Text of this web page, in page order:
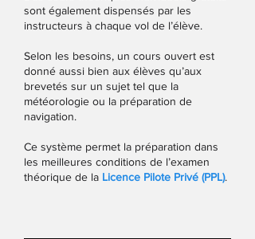
sont également dispensés par les
instructeurs à chaque vol de l’élève.
Selon les besoins, un cours ouvert est
donné aussi bien aux élèves qu’aux
brevetés sur un sujet tel que la
météorologie ou la préparation de
navigation.
Ce système permet la préparation dans
les meilleures conditions de l’examen
théorique de la Licence Pilote Privé (PPL).